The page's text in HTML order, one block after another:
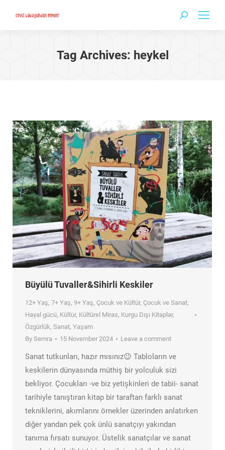
Search:
Tag Archives: heykel
Büyülü Tuvaller&Sihirli Keskiler
12+ Yaş, 7+ Yaş, 9+ Yaş, Çocuk ve Kültür, Çocuk ve Sanat,
Hayal gücü, Kültür, Kültürel Miras, Kurgu Dışı Kitaplar,
Özgürlük, Sanat, Yaşam
By Semra 15 November 2024 Leave a comment
Sanat tutkunları, hazır mısınız😉 Tabloların ve
keskilerin dünyasında müthiş bir yolculuk sizi
bekliyor. Çocukları -ve biz yetişkinleri de tabii- sanat
tarihiyle tanıştıran kitap bir taraftan farklı sanat
tekniklerini, akımlarını örnekler üzerinden anlatırken
diğer yandan pek çok ünlü sanatçıyı yakından
tanıma fırsatı sunuyor. Üstelik sanatçılar ve sanat